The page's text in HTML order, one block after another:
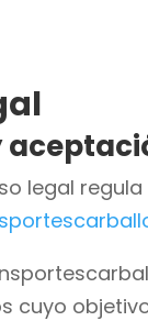
legal
cuyo